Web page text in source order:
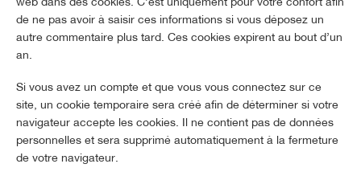
web dans des cookies. C’est uniquement pour votre confort afin
de ne pas avoir à saisir ces informations si vous déposez un
autre commentaire plus tard. Ces cookies expirent au bout d’un
an.
Si vous avez un compte et que vous vous connectez sur ce
site, un cookie temporaire sera créé afin de déterminer si votre
navigateur accepte les cookies. Il ne contient pas de données
personnelles et sera supprimé automatiquement à la fermeture
de votre navigateur.